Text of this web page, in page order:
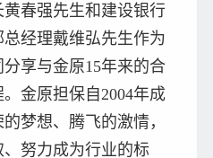
春强先生和建设银行
经理戴维弘先生作为
享与金原15年来的合
金原担保自2004年成
梦想、腾飞的激情，
努力成为行业的标